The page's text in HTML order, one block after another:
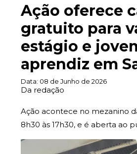
Ação oferece
gratuito para
estágio e
aprendiz em
Data: 08 de Junho de 2026
Da redação
Ação acontece no mezanino
8h30 às 17h30, e é aberta ao